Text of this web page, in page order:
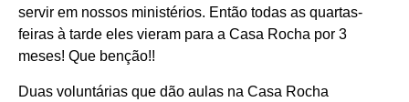
servir em nossos ministérios. Então todas as quartas-
feiras à tarde eles vieram para a Casa Rocha por 3
meses! Que benção!!
Duas voluntárias que dão aulas na Casa Rocha